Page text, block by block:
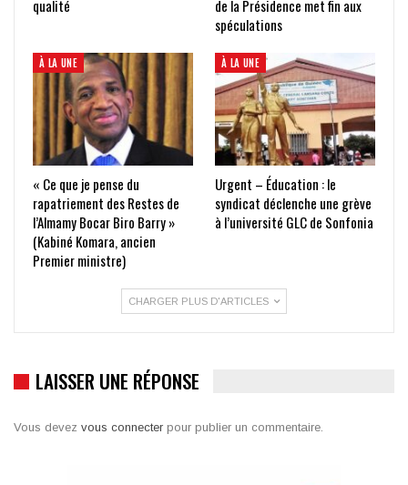
qualité
de la Présidence met fin aux
spéculations
À LA UNE
« Ce que je pense du
rapatriement des Restes de
l’Almamy Bocar Biro Barry »
(Kabiné Komara, ancien
Premier ministre)
À LA UNE
Urgent – Éducation : le
syndicat déclenche une grève
à l’université GLC de Sonfonia
CHARGER PLUS D'ARTICLES
LAISSER UNE RÉPONSE
Vous devez vous connecter pour publier un commentaire.